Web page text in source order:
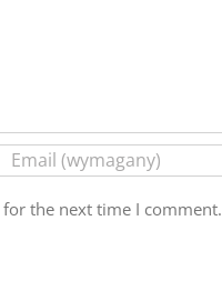
the next time I comment.